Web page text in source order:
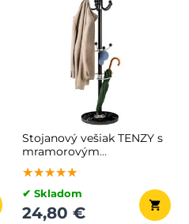
Stojanový vešiak TENZY s
mramorovým
podstavcom, 37x173cm,
čierna
★★★★★
★★★★★
★★★★★
✔ Skladom
24,80 €